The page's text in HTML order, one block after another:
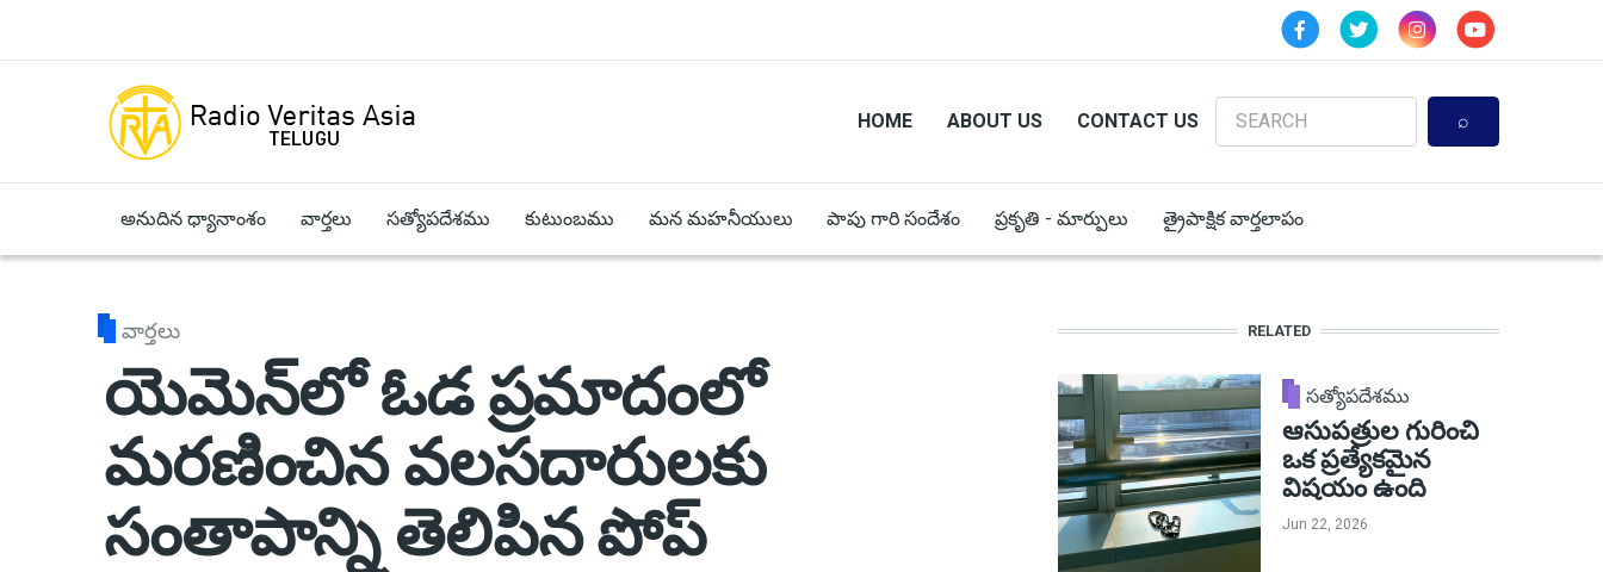
HOME ABOUT US CONTACT US
Search
అనుదిన ధ్యానాంశం వార్తలు సత్యోపదేశము కుటుంబము మన మహనీయులు పాపు గారి సందేశం ప్రకృతి - మార్పులు త్రైపాక్షిక వార్తలాపం
వార్తలు
యెమెన్‌లో ఓడ ప్రమాదంలో
మరణించిన వలసదారులకు
సంతాపాన్ని తెలిపిన పోప్
RELATED
సత్యోపదేశము
ఆసుపత్రుల గురించి
ఒక ప్రత్యేకమైన
విషయం ఉంది
Jun 22, 2026